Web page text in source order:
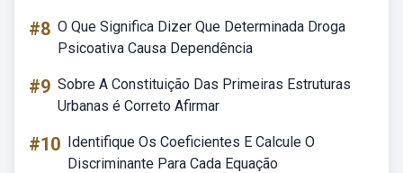
#8 O Que Significa Dizer Que Determinada Droga
Psicoativa Causa Dependência
#9 Sobre A Constituição Das Primeiras Estruturas
Urbanas é Correto Afirmar
#10 Identifique Os Coeficientes E Calcule O
Discriminante Para Cada Equação